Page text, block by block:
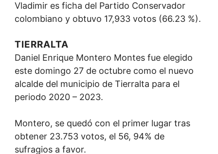
Vladimir es ficha del Partido Conservador
colombiano y obtuvo 17,933 votos (66.23 %).
TIERRALTA
Daniel Enrique Montero Montes fue elegido
este domingo 27 de octubre como el nuevo
alcalde del municipio de Tierralta para el
periodo 2020 – 2023.
Montero, se quedó con el primer lugar tras
obtener 23.753 votos, el 56, 94% de
sufragios a favor.